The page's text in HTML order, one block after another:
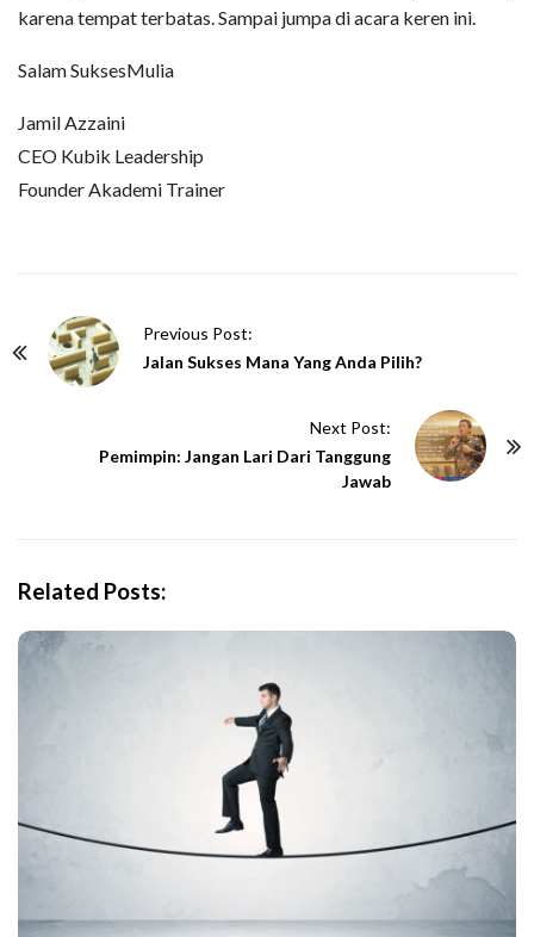
karena tempat terbatas. Sampai jumpa di acara keren ini.
Salam SuksesMulia
Jamil Azzaini
CEO Kubik Leadership
Founder Akademi Trainer
Previous Post:
Jalan Sukses Mana Yang Anda Pilih?
Next Post:
Pemimpin: Jangan Lari Dari Tanggung
Jawab
Related Posts: